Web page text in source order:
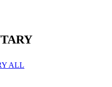
ALL